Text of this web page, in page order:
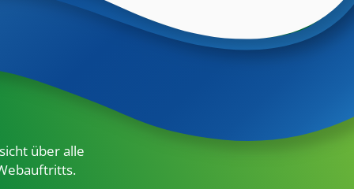
über alle